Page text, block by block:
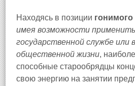
Находясь в позиции
имея возможности
государственной службе или
общественной жизни,
способные старообрядцы
свою энергию на занятии